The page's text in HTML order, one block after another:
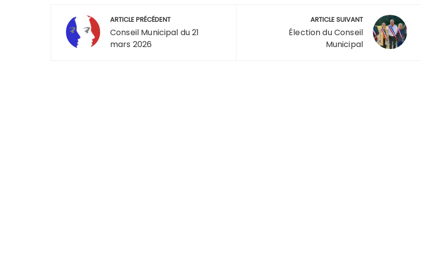
Navigation
de
l’article
ARTICLE PRÉCÉDENT
Conseil Municipal du 21
mars 2026
ARTICLE SUIVANT
Élection du Conseil
Municipal